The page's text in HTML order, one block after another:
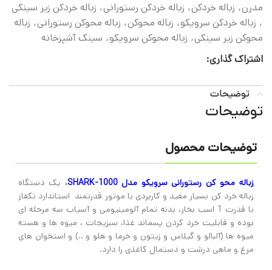
مدرن, زباله خردکن, زباله خردکن رستورانی, زباله خردکن زیر سینکی
, زباله خردکن سرویکو, زباله محوکن, زباله محوکن رستورانی, زباله
محوکن زیر سینکی, زباله محوکن سرویکو, سینک آشپزخانه
اشتراک گذاری:
توضیحات
توضیحات
توضیحات محصول
زباله محو کن رستورانی سرویکو مدل SHARK-1000 ، یک دستگاه
زباله خرد کن بسیار مفید و کاربردی با موتور قدرتمند استاندارد تکفاز
با قدرت 1 اسب بخار، بدنه تمام آلومینیومی و آسیاب سه مرحله ای
بوده و قابلیت خرد کردن پسماند غذا، سبزیجات ، میوه ها و هسته
میوه ها (آلبالو و گیلاس و زیتون و خرما و هلو و ..) و استخوان های
مرغ و ماهی درشت و دستمال کاغذی را دارد.